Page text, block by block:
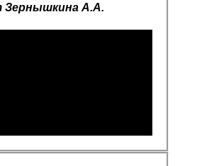
Зернышкина А.А.